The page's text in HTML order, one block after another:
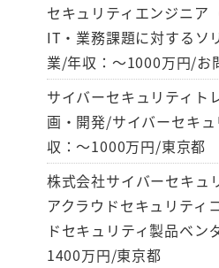
セキュリティエンジニア
IT・業務課題に対するソ
業/年収：～1000万円/お
サイバーセキュリティト
画・開発/サイバーセキ
収：～1000万円/東京都
株式会社サイバーセキュ
アクラウドセキュリティ
ドセキュリティ製品ベ
1400万円/東京都